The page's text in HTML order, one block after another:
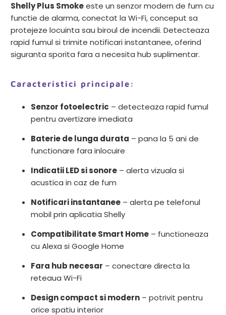
Shelly Plus Smokeeste un senzor modern de fum cu
functie de alarma, conectat la Wi-Fi, conceput sa
protejeze locuinta sau biroul de incendii. Detecteaza
rapid fumul si trimite notificari instantanee, oferind
siguranta sporita fara a necesita hub suplimentar.
Caracteristici principale:
Senzor fotoelectric – detecteaza rapid fumul
pentru avertizare imediata
Baterie de lunga durata – pana la 5 ani de
functionare fara inlocuire
Indicatii LED si sonore – alerta vizuala si
acustica in caz de fum
Notificari instantanee – alerta pe telefonul
mobil prin aplicatia Shelly
Compatibilitate Smart Home – functioneaza
cu Alexa si Google Home
Fara hub necesar – conectare directa la
reteaua Wi-Fi
Design compact si modern – potrivit pentru
orice spatiu interior